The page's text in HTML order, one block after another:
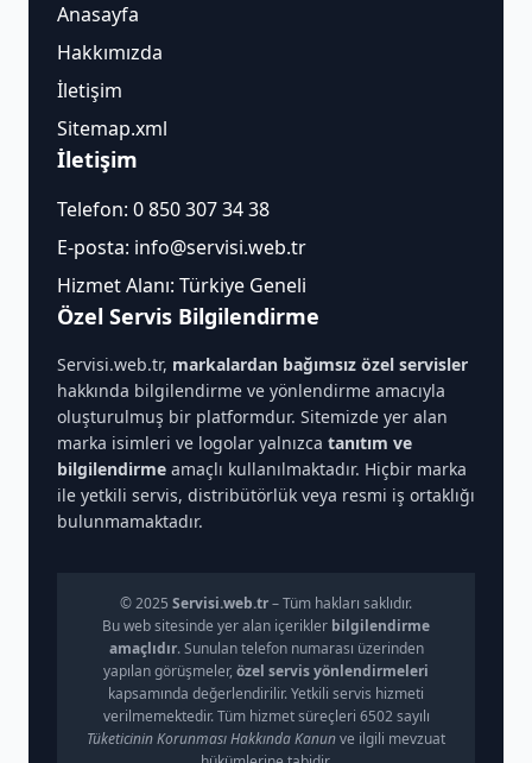
Anasayfa
Hakkımızda
İletişim
Sitemap.xml
İletişim
Telefon: 0 850 307 34 38
E-posta: info@servisi.web.tr
Hizmet Alanı: Türkiye Geneli
Özel Servis Bilgilendirme
Servisi.web.tr, markalardan bağımsız özel servisler
hakkında bilgilendirme ve yönlendirme amacıyla
oluşturulmuş bir platformdur. Sitemizde yer alan
marka isimleri ve logolar yalnızca tanıtım ve
bilgilendirme amaçlı kullanılmaktadır. Hiçbir marka
ile yetkili servis, distribütörlük veya resmi iş ortaklığı
bulunmamaktadır.
© 2025 Servisi.web.tr– Tüm hakları saklıdır.
Bu web sitesinde yer alan içerikler bilgilendirme
amaçlıdır. Sunulan telefon numarası üzerinden
yapılan görüşmeler, özel servis yönlendirmeleri
kapsamında değerlendirilir. Yetkili servis hizmeti
verilmemektedir. Tüm hizmet süreçleri 6502 sayılı
Tüketicinin Korunması Hakkında Kanunve ilgili mevzuat